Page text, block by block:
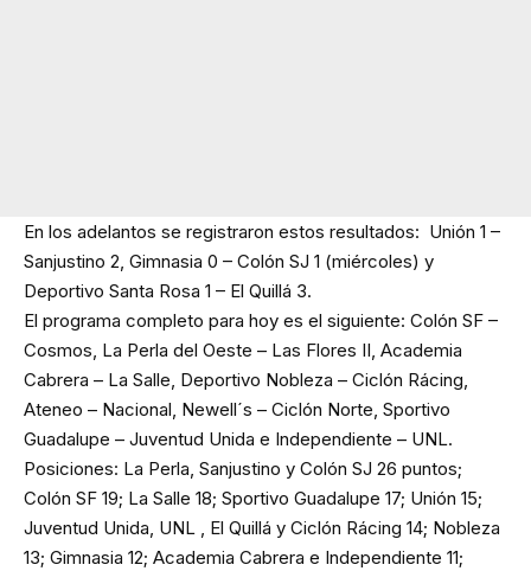
En los adelantos se registraron estos resultados: Unión 1 –
Sanjustino 2, Gimnasia 0 – Colón SJ 1 (miércoles) y
Deportivo Santa Rosa 1 – El Quillá 3.
El programa completo para hoy es el siguiente: Colón SF –
Cosmos, La Perla del Oeste – Las Flores II, Academia
Cabrera – La Salle, Deportivo Nobleza – Ciclón Rácing,
Ateneo – Nacional, Newell´s – Ciclón Norte, Sportivo
Guadalupe – Juventud Unida e Independiente – UNL.
Posiciones: La Perla, Sanjustino y Colón SJ 26 puntos;
Colón SF 19; La Salle 18; Sportivo Guadalupe 17; Unión 15;
Juventud Unida, UNL , El Quillá y Ciclón Rácing 14; Nobleza
13; Gimnasia 12; Academia Cabrera e Independiente 11;